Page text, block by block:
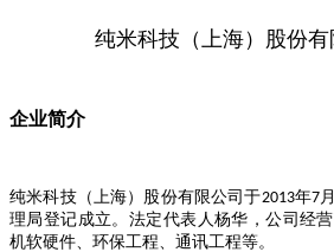
纯米科技（上海）股份
企业简介
纯米科技（上海）股份有限公司于2013年7月
理局登记成立。法定代表人杨华，公司经
机软硬件、环保工程、通讯工程等。